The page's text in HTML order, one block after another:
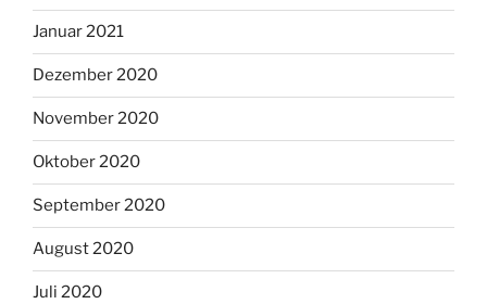
Januar 2021
Dezember 2020
November 2020
Oktober 2020
September 2020
August 2020
Juli 2020